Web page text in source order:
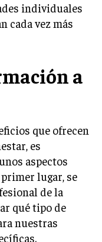
individuales
cada vez más
a
que ofrecen
es
aspectos
lugar, se
de la
qué tipo de
nuestras